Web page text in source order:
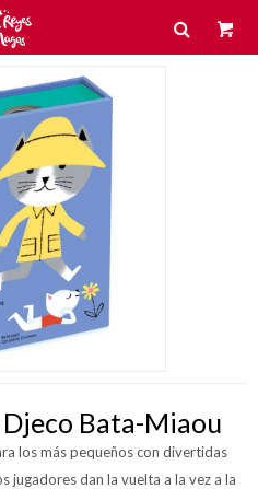
Bata-Miaou
los más pequeños con divertidas
jugadores dan la vuelta a la vez a la